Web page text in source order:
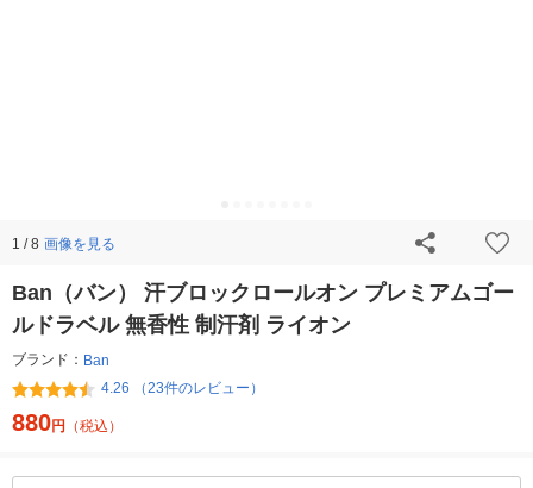
1 / 8 画像を見る
Ban（バン） 汗ブロックロールオン プレミアムゴー
ルドラベル 無香性 制汗剤 ライオン
ブランド： Ban
4.26 （23件のレビュー）
880円 （税込）